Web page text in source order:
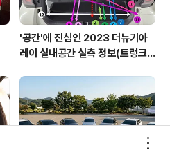
'공간'에 진심인 2023 더뉴기아
레이 실내공간 실측 정보(트렁크,